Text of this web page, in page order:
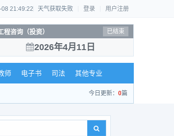
21:49:22 天气获取失败 登录 用户注册
程咨询（投资） 已结束
2026年4月11日
师 电子书 司法 其他专业
今日更新： 0篇